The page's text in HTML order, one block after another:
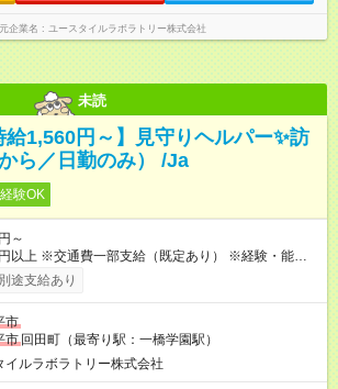
企業名 ユースタイルラボラトリー株式会社
未読
給1,560円～】見守りヘルパー✨訪
ら／日勤のみ） /Ja
験OK
～
以上 ※交通費一部支給（既定あり） ※経験・能力を
1回勤務の場合：1,560円×8時
場合：1,560円×8時間×12回
給与に、本採用時と異なる部分があります。 雇用
時と同じです。 給与：時給 1,230円以上
途支給あり
市
市 回田町（最寄り駅：一橋学園駅）
イルラボラトリー株式会社